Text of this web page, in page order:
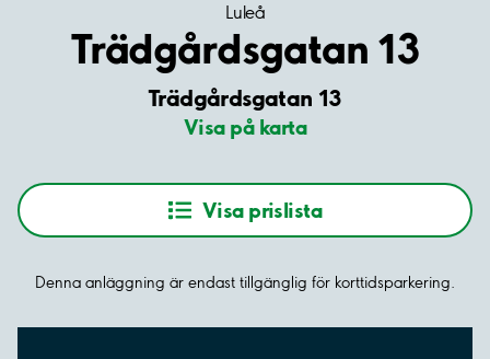
Luleå
Trädgårdsgatan 13
Trädgårdsgatan 13
Visa på karta
Visa prislista
Denna anläggning är endast tillgänglig för korttidsparkering.